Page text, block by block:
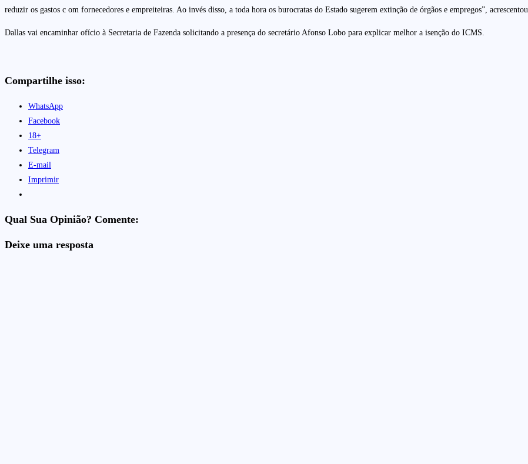
reduzir os gastos c om fornecedores e empreiteiras. Ao invés disso, a toda hora os burocratas do Estado sugerem extinção de órgãos e empregos”, acrescentou.
Dallas vai encaminhar ofício à Secretaria de Fazenda solicitando a presença do secretário Afonso Lobo para explicar melhor a isenção do ICMS.
Compartilhe isso:
WhatsApp
Facebook
18+
Telegram
E-mail
Imprimir
Qual Sua Opinião? Comente:
Deixe uma resposta